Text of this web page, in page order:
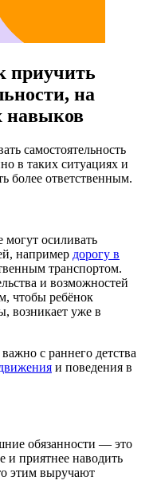
приучить
на
навыков
самостоятельность
в таких ситуациях и
более ответственным.
могут осиливать
например дорогу в
транспортом.
и возможностей
чтобы ребёнок
возникает уже в
с раннего детства
и поведения в
обязанности — это
приятнее наводить
этим выручают